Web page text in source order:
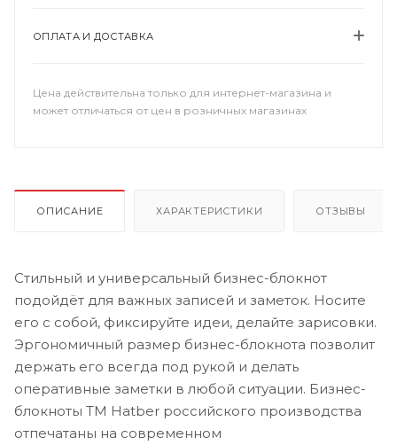
ОПЛАТА И ДОСТАВКА
Цена действительна только для интернет-магазина и
может отличаться от цен в розничных магазинах
ОПИСАНИЕ ХАРАКТЕРИСТИКИ ОТЗЫВЫ
Стильный и универсальный бизнес-блокнот
подойдёт для важных записей и заметок. Носите
его с собой, фиксируйте идеи, делайте зарисовки.
Эргономичный размер бизнес-блокнота позволит
держать его всегда под рукой и делать
оперативные заметки в любой ситуации. Бизнес-
блокноты ТМ Hatber российского производства
отпечатаны на современном